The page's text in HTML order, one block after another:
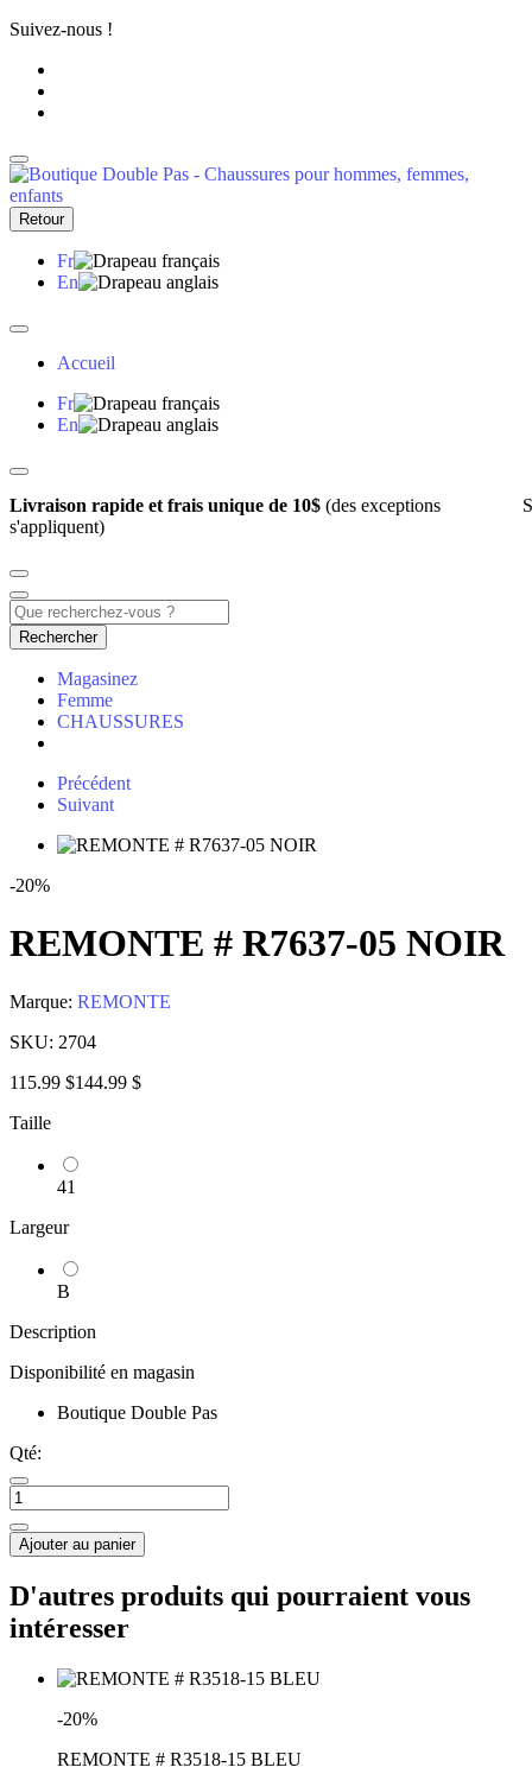
Suivez-nous !
Retour
Fr
En
Accueil
Fr
En
Livraison rapide et frais unique de 10$ (des exceptions
s'appliquent)
Rechercher
Magasinez
Femme
CHAUSSURES
Précédent
Suivant
-20%
REMONTE # R7637-05 NOIR
Marque: REMONTE
SKU: 2704
115.99 $144.99 $
Taille
41
Largeur
B
Description
Disponibilité en magasin
Boutique Double Pas
Qté:
Ajouter au panier
D'autres produits qui pourraient vous
intéresser
-20%
REMONTE # R3518-15 BLEU